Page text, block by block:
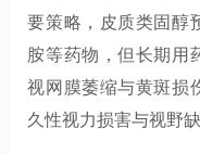
要策略，皮质类固醇
胺等药物，但长期用
视网膜萎缩与黄斑损
久性视力损害与视野缺